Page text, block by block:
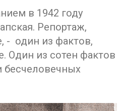
в 1942 году
Репортаж,
- один из фактов,
Один из сотен фактов
бесчеловечных